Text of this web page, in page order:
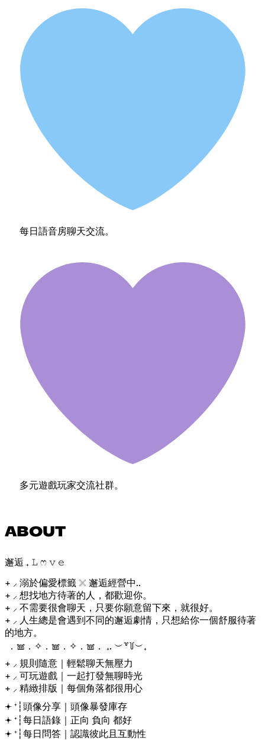
每日語音房聊天交流。
多元遊戲玩家交流社群。
ABOUT
邂逅 ₊ 𝙻 ෆ 𝚟 𝚎
+ ⸝ 溺於偏愛標籤 𓏴 邂逅經營中..
+ ⸝ 想找地方待著的人，都歡迎你。
+ ⸝ 不需要很會聊天，只要你願意留下來，就很好。
+ ⸝ 人生總是會遇到不同的邂逅劇情，只想給你一個舒服待著
的地方。
ㅤㅤㅤㅤ ．𖠌．✧．𖠌．✧．𖠌． ₊. ︶꒷꒦︶₊
+ ⸝ 規則隨意｜輕鬆聊天無壓力
+ ⸝ 可玩遊戲｜一起打發無聊時光
+ ⸝ 精緻排版｜每個角落都很用心
𖥔 ⁺┆頭像分享｜頭像暴發庫存
𖥔 ⁺┆每日語錄｜正向 負向 都好
𖥔 ⁺┆每日問答｜認識彼此且互動性